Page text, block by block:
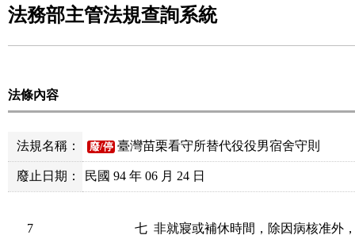
法務部主管法規查詢系統
法條內容
法規名稱： 廢/停 臺灣苗栗看守所替代役役男宿舍守則
廢止日期： 民國 94 年 06 月 24 日
7